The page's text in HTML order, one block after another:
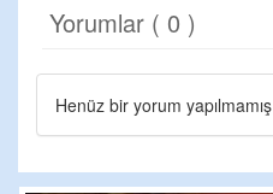
Yorumlar ( 0 )
Henüz bir yorum yapılmamış